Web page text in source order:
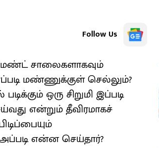
Follow Us
சாலைகளாகவும்
மண்ணுக்குள் செல்லும்?
ஒரு சிறுமி இப்படி
என்றும் தீவிரமாகச்
அப்படி என்ன செய்தார்?